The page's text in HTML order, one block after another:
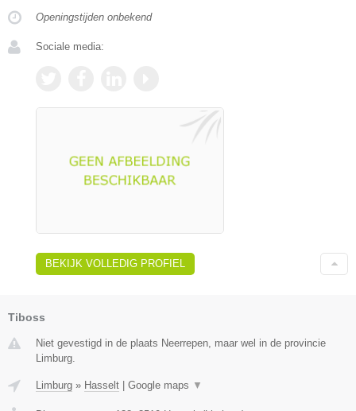
Openingstijden onbekend
Sociale media:
BEKIJK VOLLEDIG PROFIEL
Tiboss
Niet gevestigd in de plaats Neerrepen, maar wel in de provincie
Limburg.
Limburg » Hasselt Google maps ▼